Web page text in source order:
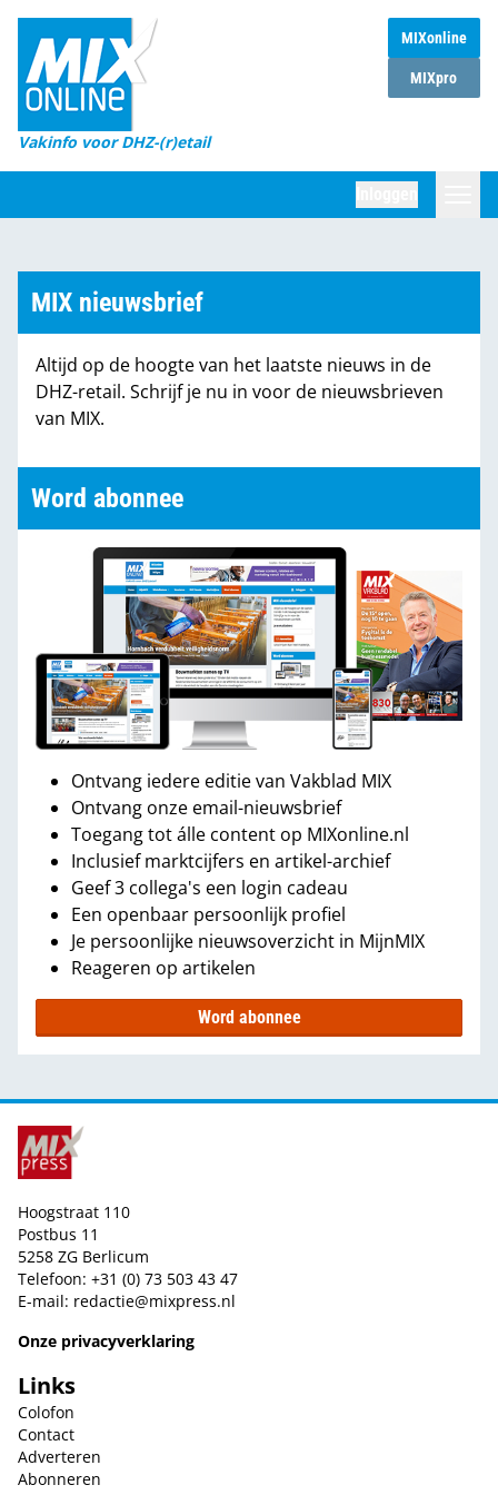
MIXonline
MIXpro
Vakinfo voor DHZ-(r)etail
Home
Magazines
DHZ Sessie
Marktcijfers
Partners
MIX nieuwsbrief
Altijd op de hoogte van het laatste nieuws in de
DHZ-retail. Schrijf je nu in voor de nieuwsbrieven
van MIX.
Word abonnee
Ontvang iedere editie van Vakblad MIX
Ontvang onze email-nieuwsbrief
Toegang tot álle content op MIXonline.nl
Inclusief marktcijfers en artikel-archief
Geef 3 collega's een login cadeau
Een openbaar persoonlijk profiel
Je persoonlijke nieuwsoverzicht in MijnMIX
Reageren op artikelen
Word abonnee
Hoogstraat 110
Postbus 11
5258 ZG Berlicum
Telefoon: +31 (0) 73 503 43 47
E-mail: redactie@mixpress.nl
Onze privacyverklaring
Links
Colofon
Contact
Adverteren
Abonneren